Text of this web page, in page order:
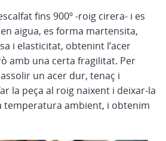
fins 900º -roig cirera- i es
aigua, es forma martensita,
i elasticitat, obtenint l’acer
amb una certa fragilitat. Per
un acer dur, tenaç i
la peça al roig naixent i deixar-la
temperatura ambient, i obtenim